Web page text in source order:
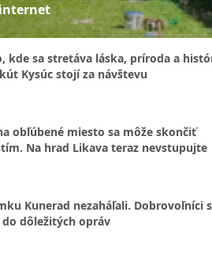
kde sa stretáva láska, príroda a
Kysúc stojí za návštevu
obľúbené miesto sa môže skončiť
Na hrad Likava teraz nevstupujte
Kunerad nezaháľali. Dobrovoľníci
dôležitých opráv